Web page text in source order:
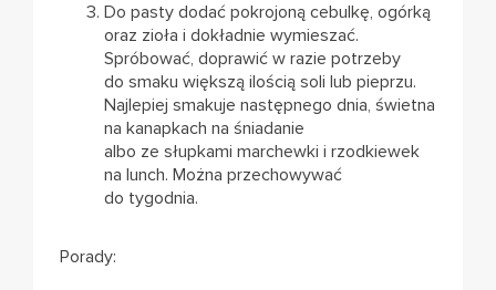
Do pasty dodać pokrojoną cebulkę, ogórką
oraz zioła i dokładnie wymieszać.
Spróbować, doprawić w razie potrzeby
do smaku większą ilością soli lub pieprzu.
Najlepiej smakuje następnego dnia, świetna
na kanapkach na śniadanie
albo ze słupkami marchewki i rzodkiewek
na lunch. Można przechowywać
do tygodnia.
Porady: